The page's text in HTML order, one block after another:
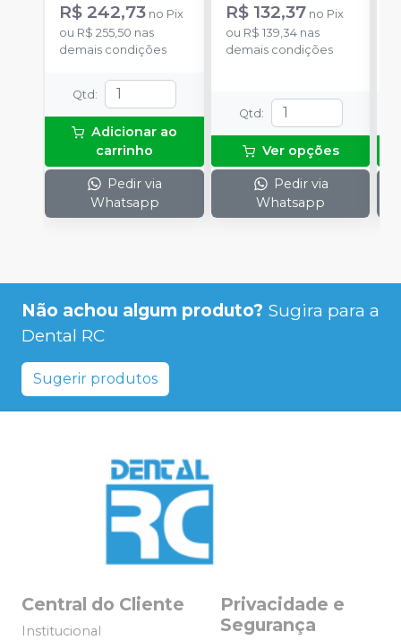
R$ 242,73 no Pix
ou R$ 255,50 nas
demais condições
Qtd :
Adicionar ao
carrinho
Pedir via
Whatsapp
R$ 132,37 no Pix
ou R$ 139,34nas
demais condições
Qtd :
Ver opções
Pedir via
Whatsapp
Não achou algum produto? Sugira para a
Dental RC
Sugerir produtos
Central do Cliente
Institucional
Privacidade e
Segurança